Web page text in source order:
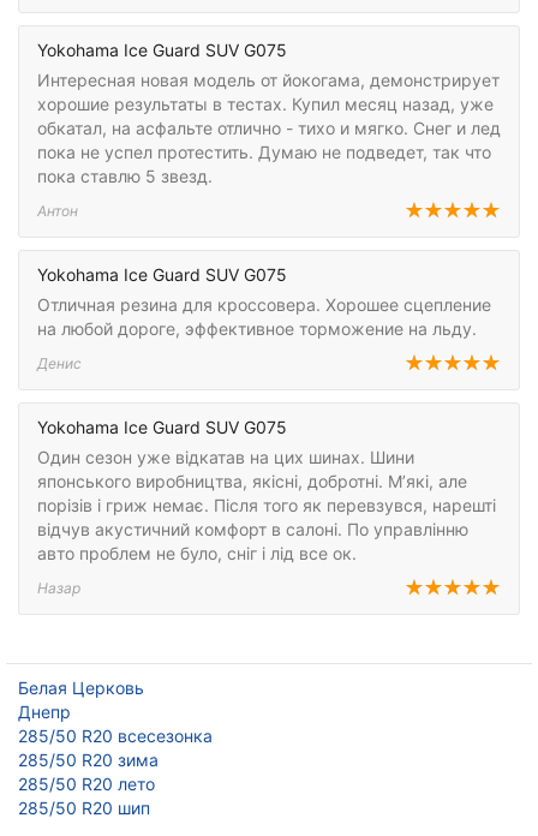
Yokohama Ice Guard SUV G075
Интересная новая модель от йокогама, демонстрирует
хорошие результаты в тестах. Купил месяц назад, уже
обкатал, на асфальте отлично - тихо и мягко. Снег и лед
пока не успел протестить. Думаю не подведет, так что
пока ставлю 5 звезд.
Антон
Yokohama Ice Guard SUV G075
Отличная резина для кроссовера. Хорошее сцепление
на любой дороге, эффективное торможение на льду.
Денис
Yokohama Ice Guard SUV G075
Один сезон уже відкатав на цих шинах. Шини
японського виробництва, якісні, добротні. М’які, але
порізів і гриж немає. Після того як перевзувся, нарешті
відчув акустичний комфорт в салоні. По управлінню
авто проблем не було, сніг і лід все ок.
Назар
Белая Церковь
Днепр
285/50 R20 всесезонка
285/50 R20 зима
285/50 R20 лето
285/50 R20 шип